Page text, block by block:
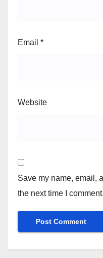
Email *
Website
Save my name, email,
the next time I comment.